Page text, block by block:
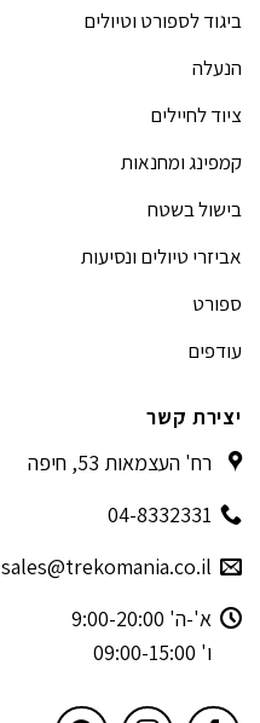
ביגוד לספורט וטיולים
הנעלה
ציוד לחיילים
קמפינג ומחנאות
בישול בשטח
אביזרי טיולים ונסיעות
ספורט
עודפים
יצירת קשר
רח' העצמאות 53, חיפה
04-8332331
sales@trekomania.co.il
א'-ה' 9:00-20:00
ו' 09:00-15:00